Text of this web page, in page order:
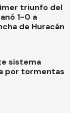
triunfo del
1-0 a
de Huracán
sistema
por tormentas